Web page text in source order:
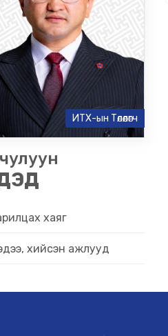
ИТХ-ын Төлөөлөгч
хаяг
хийсэн ажлууд